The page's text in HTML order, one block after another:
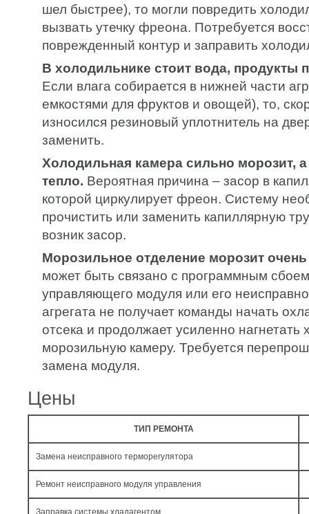
шел быстрее), то могли повредить
вызвать утечку фреона. Потребуется
поврежденный контур и заправить
В холодильнике стоит вода, продукты
Если влага собирается в нижней части
емкостями для фруктов и овощей), то,
износился резиновый уплотнитель на
заменить.
Холодильная камера сильно морозит,
тепло. Вероятная причина – засор в
которой циркулирует фреон. Систему
прочистить или заменить капиллярную
возник засор.
Морозильное отделение морозит
может быть связано с программным
управляющего модуля или его
агрегата не получает команды начать
отсека и продолжает усиленно нагнетать
морозильную камеру. Требуется
замена модуля.
Цены
ТИП РЕМОНТА
Замена неисправного терморегулятора
Ремонт неисправного модуля управления
Заправка системы хладагентом